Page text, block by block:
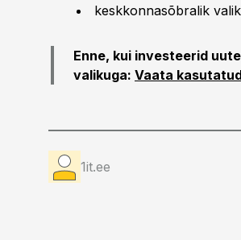
keskkonnasõbralik valik
Enne, kui investeerid
valikuga: Vaata
1it.ee